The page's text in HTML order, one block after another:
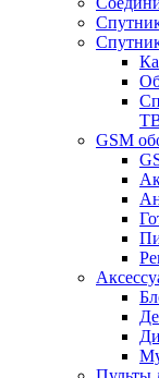
GSM